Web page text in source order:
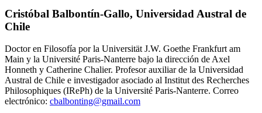
Cristóbal Balbontín-Gallo, Universidad Austral de
Chile
Doctor en Filosofía por la Universität J.W. Goethe Frankfurt am
Main y la Université Paris-Nanterre bajo la dirección de Axel
Honneth y Catherine Chalier. Profesor auxiliar de la Universidad
Austral de Chile e investigador asociado al Institut des Recherches
Philosophiques (IRePh) de la Université Paris-Nanterre. Correo
electrónico: cbalbonting@gmail.com